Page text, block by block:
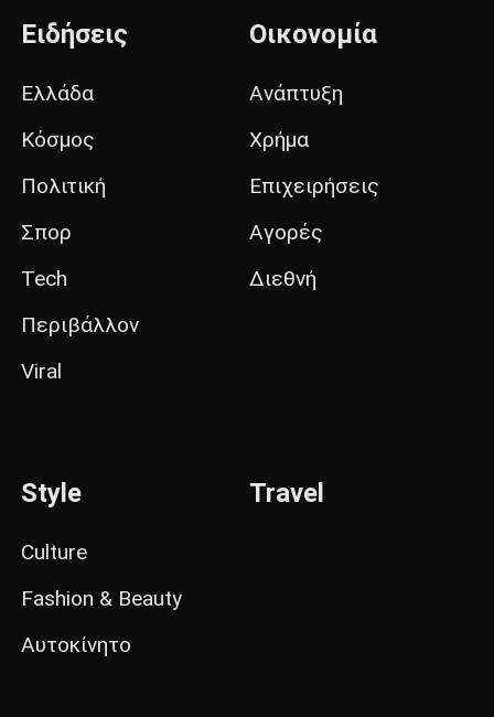
Ειδήσεις
Ελλάδα
Κόσμος
Πολιτική
Σπορ
Tech
Περιβάλλον
Viral
Οικονομία
Ανάπτυξη
Χρήμα
Επιχειρήσεις
Αγορές
Διεθνή
Style
Culture
Fashion & Beauty
Αυτοκίνητο
Travel